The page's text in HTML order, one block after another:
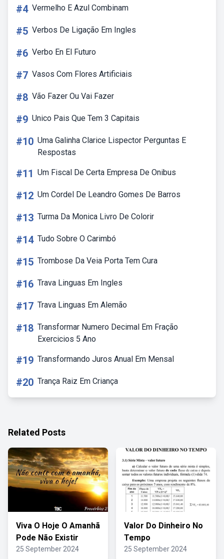
#4 Vermelho E Azul Combinam
#5 Verbos De Ligação Em Ingles
#6 Verbo En El Futuro
#7 Vasos Com Flores Artificiais
#8 Vão Fazer Ou Vai Fazer
#9 Unico Pais Que Tem 3 Capitais
#10 Uma Galinha Clarice Lispector Perguntas E
Respostas
#11 Um Fiscal De Certa Empresa De Onibus
#12 Um Cordel De Leandro Gomes De Barros
#13 Turma Da Monica Livro De Colorir
#14 Tudo Sobre O Carimbó
#15 Trombose Da Veia Porta Tem Cura
#16 Trava Linguas Em Ingles
#17 Trava Linguas Em Alemão
#18 Transformar Numero Decimal Em Fração
Exercicios 5 Ano
#19 Transformando Juros Anual Em Mensal
#20 Trança Raiz Em Criança
Related Posts
Viva O Hoje O Amanhã
Pode Não Existir
25 September 2024
Valor Do Dinheiro No
Tempo
25 September 2024